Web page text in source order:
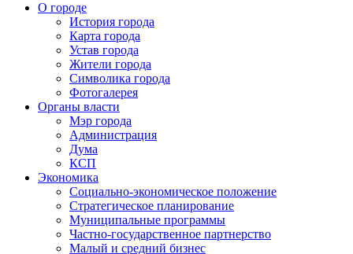
О городе
История города
Карта города
Устав города
Жители города
Символика города
Фотогалерея
Органы власти
Мэр города
Администрация
Дума
КСП
Экономика
Социально-экономическое положение
Стратегическое планирование
Муниципальные программы
Частно-государственное партнерство
Малый и средний бизнес